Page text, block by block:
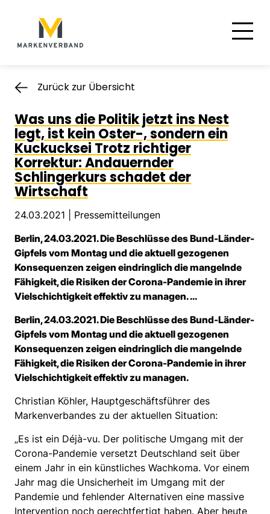
Hauptnavigation
Zurück zur Übersicht
Was uns die Politik jetzt ins Nest
legt, ist kein Oster-, sondern ein
Kuckucksei Trotz richtiger
Korrektur: Andauernder
Schlingerkurs schadet der
Wirtschaft
24.03.2021 | Pressemitteilungen
Berlin, 24.03.2021. Die Beschlüsse des Bund-Länder-
Gipfels vom Montag und die aktuell gezogenen
Konsequenzen zeigen eindringlich die mangelnde
Fähigkeit, die Risiken der Corona-Pandemie in ihrer
Vielschichtigkeit effektiv zu managen. ...
Berlin, 24.03.2021. Die Beschlüsse des Bund-Länder-
Gipfels vom Montag und die aktuell gezogenen
Konsequenzen zeigen eindringlich die mangelnde
Fähigkeit, die Risiken der Corona-Pandemie in ihrer
Vielschichtigkeit effektiv zu managen.
Christian Köhler, Hauptgeschäftsführer des
Markenverbandes zu der aktuellen Situation:
„Es ist ein Déjà-vu. Der politische Umgang mit der
Corona-Pandemie versetzt Deutschland seit über
einem Jahr in ein künstliches Wachkoma. Vor einem
Jahr mag die Unsicherheit im Umgang mit der
Pandemie und fehlender Alternativen eine massive
Intervention noch gerechtfertigt haben. Aber heute